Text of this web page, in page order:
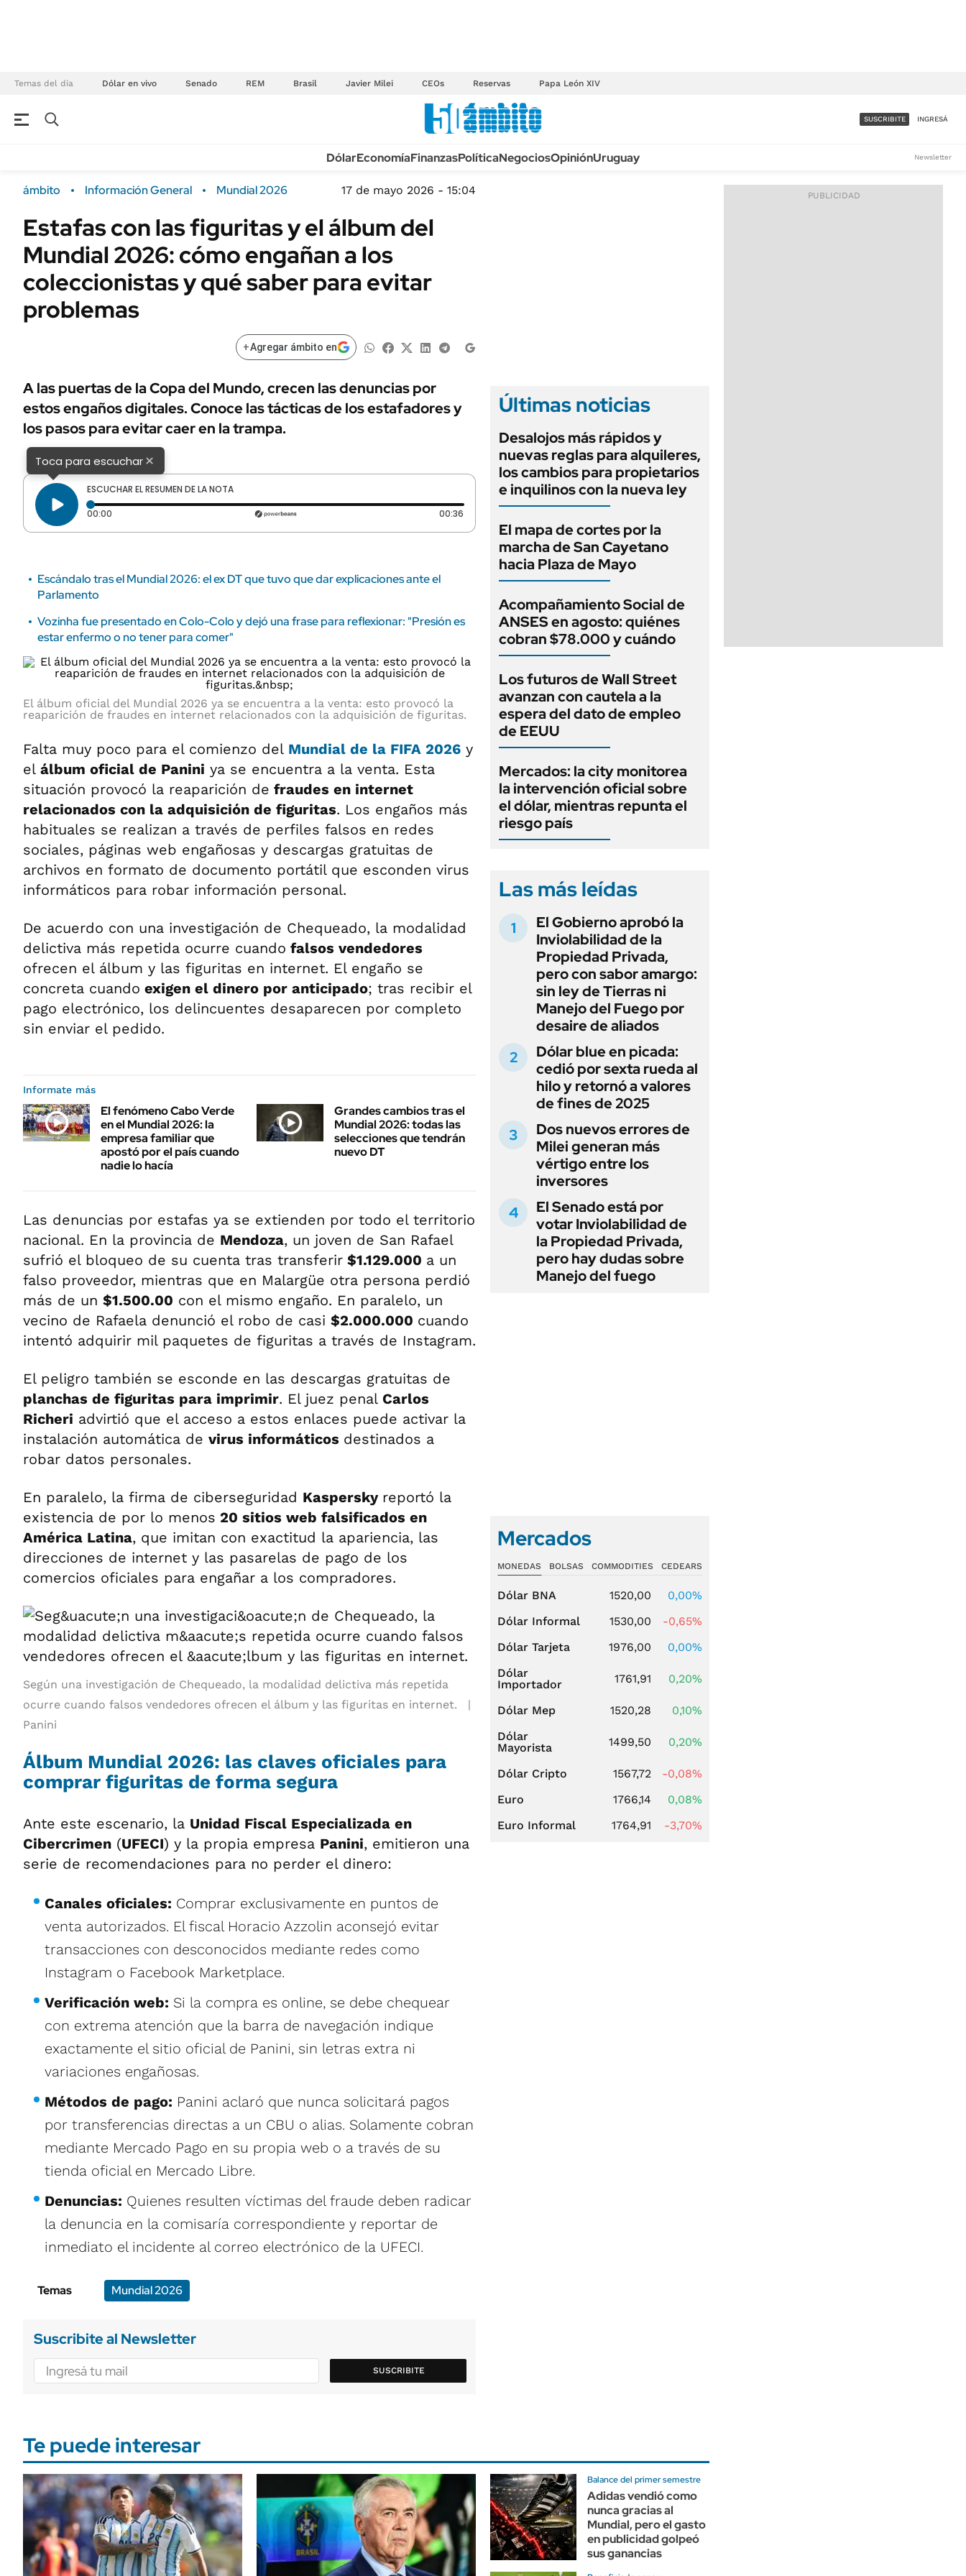
Temas del día Dólar en vivo Senado REM Brasil Javier Milei CEOs Reservas Papa León XIV
Campo
FINANZAS
Dólar
Mercados
ÁMBITO DEBATE
Sustentabilidad
Seguros
ENERGY REPORT
POLÍTICA
Municipios
TECNOLOGÍA
MÉXICO
MUNDO
INFORMACIÓN GENERAL
ESPECTÁCULOS
AUTOS
ACCESO FULL - $1.800/MES
SUSCRIBITE INGRESÁ
DólarEconomíaFinanzasPolíticaNegociosOpiniónUruguay Newsletter
ámbito Información General Mundial 2026 17 de mayo 2026 - 15:04
Estafas con las figuritas y el álbum del
Mundial 2026: cómo engañan a los
coleccionistas y qué saber para evitar
problemas
+Agregar ámbito en
A las puertas de la Copa del Mundo, crecen las denuncias por
estos engaños digitales. Conoce las tácticas de los estafadores y
los pasos para evitar caer en la trampa.
Toca para escuchar×
ESCUCHAR EL RESUMEN DE LA NOTA
00:00 Tiempo transcurrido: 0 segundos 00:36
Escándalo tras el Mundial 2026: el ex DT que tuvo que dar explicaciones ante el
Parlamento
Vozinha fue presentado en Colo-Colo y dejó una frase para reflexionar: "Presión es
estar enfermo o no tener para comer"
El álbum oficial del Mundial 2026 ya se encuentra a la venta: esto provocó la
reaparición de fraudes en internet relacionados con la adquisición de figuritas.
Falta muy poco para el comienzo del Mundial de la FIFA 2026 y
el álbum oficial de Panini ya se encuentra a la venta. Esta
situación provocó la reaparición de fraudes en internet
relacionados con la adquisición de figuritas. Los engaños más
habituales se realizan a través de perfiles falsos en redes
sociales, páginas web engañosas y descargas gratuitas de
archivos en formato de documento portátil que esconden virus
informáticos para robar información personal.
De acuerdo con una investigación de Chequeado, la modalidad
delictiva más repetida ocurre cuando falsos vendedores
ofrecen el álbum y las figuritas en internet. El engaño se
concreta cuando exigen el dinero por anticipado; tras recibir el
pago electrónico, los delincuentes desaparecen por completo
sin enviar el pedido.
Informate más
El fenómeno Cabo Verde
en el Mundial 2026: la
empresa familiar que
apostó por el país cuando
nadie lo hacía
Grandes cambios tras el
Mundial 2026: todas las
selecciones que tendrán
nuevo DT
Las denuncias por estafas ya se extienden por todo el territorio
nacional. En la provincia de Mendoza, un joven de San Rafael
sufrió el bloqueo de su cuenta tras transferir $1.129.000 a un
falso proveedor, mientras que en Malargüe otra persona perdió
más de un $1.500.00 con el mismo engaño. En paralelo, un
vecino de Rafaela denunció el robo de casi $2.000.000 cuando
intentó adquirir mil paquetes de figuritas a través de Instagram.
El peligro también se esconde en las descargas gratuitas de
planchas de figuritas para imprimir. El juez penal Carlos
Richeri advirtió que el acceso a estos enlaces puede activar la
instalación automática de virus informáticos destinados a
robar datos personales.
En paralelo, la firma de ciberseguridad Kaspersky reportó la
existencia de por lo menos 20 sitios web falsificados en
América Latina, que imitan con exactitud la apariencia, las
direcciones de internet y las pasarelas de pago de los
comercios oficiales para engañar a los compradores.
Según una investigación de Chequeado, la modalidad delictiva más repetida
ocurre cuando falsos vendedores ofrecen el álbum y las figuritas en internet.
Panini
Álbum Mundial 2026: las claves oficiales para
comprar figuritas de forma segura
Ante este escenario, la Unidad Fiscal Especializada en
Cibercrimen (UFECI) y la propia empresa Panini, emitieron una
serie de recomendaciones para no perder el dinero:
Canales oficiales: Comprar exclusivamente en puntos de
venta autorizados. El fiscal Horacio Azzolin aconsejó evitar
transacciones con desconocidos mediante redes como
Instagram o Facebook Marketplace.
Verificación web: Si la compra es online, se debe chequear
con extrema atención que la barra de navegación indique
exactamente el sitio oficial de Panini, sin letras extra ni
variaciones engañosas.
Métodos de pago: Panini aclaró que nunca solicitará pagos
por transferencias directas a un CBU o alias. Solamente cobran
mediante Mercado Pago en su propia web o a través de su
tienda oficial en Mercado Libre.
Denuncias: Quienes resulten víctimas del fraude deben radicar
la denuncia en la comisaría correspondiente y reportar de
inmediato el incidente al correo electrónico de la UFECI.
Temas Mundial 2026
Suscribite al Newsletter
SUSCRIBITE
Últimas noticias
Desalojos más rápidos y
nuevas reglas para alquileres,
los cambios para propietarios
e inquilinos con la nueva ley
El mapa de cortes por la
marcha de San Cayetano
hacia Plaza de Mayo
Acompañamiento Social de
ANSES en agosto: quiénes
cobran $78.000 y cuándo
Los futuros de Wall Street
avanzan con cautela a la
espera del dato de empleo
de EEUU
Mercados: la city monitorea
la intervención oficial sobre
el dólar, mientras repunta el
riesgo país
Las más leídas
El Gobierno aprobó la
Inviolabilidad de la
Propiedad Privada,
pero con sabor amargo:
sin ley de Tierras ni
Manejo del Fuego por
desaire de aliados
Dólar blue en picada:
cedió por sexta rueda al
hilo y retornó a valores
de fines de 2025
Dos nuevos errores de
Milei generan más
vértigo entre los
inversores
El Senado está por
votar Inviolabilidad de
la Propiedad Privada,
pero hay dudas sobre
Manejo del fuego
Mercados
MONEDAS BOLSAS COMMODITIES CEDEARS
Dólar BNA 1520,00
0,00%
Dólar Informal
1530,00
-0,65%
Dólar Tarjeta
1976,00
0,00%
Dólar
Importador
1761,91 0,20%
Dólar Mep 1520,28
0,10%
Dólar
Mayorista
1499,50 0,20%
Dólar Cripto 1567,72
-0,08%
Euro
1766,14
0,08%
Euro Informal
1764,91 -3,70%
Te puede interesar
Balance del primer semestre
Adidas vendió como
nunca gracias al
Mundial, pero el gasto
en publicidad golpeó
sus ganancias